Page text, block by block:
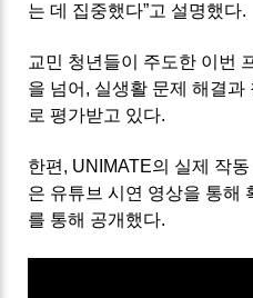
는 데 집중했다”고 설명했다.
교민 청년들이 주도한 이번
을 넘어, 실생활 문제 해결과
로 평가받고 있다.
한편, UNIMATE의 실제 작
은 유튜브 시연 영상을 통해
를 통해 공개했다.